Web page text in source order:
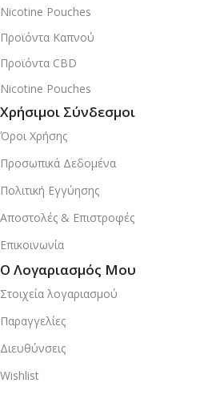
Nicotine Pouches
Προϊόντα Καπνού
Προϊόντα CBD
Nicotine Pouches
Χρήσιμοι Σύνδεσμοι
Όροι Χρήσης
Προσωπικά Δεδομένα
Πολιτική Εγγύησης
Αποστολές & Επιστροφές
Επικοινωνία
Ο Λογαριασμός Μου
Στοιχεία λογαριασμού
Παραγγελίες
Διευθύνσεις
Wishlist